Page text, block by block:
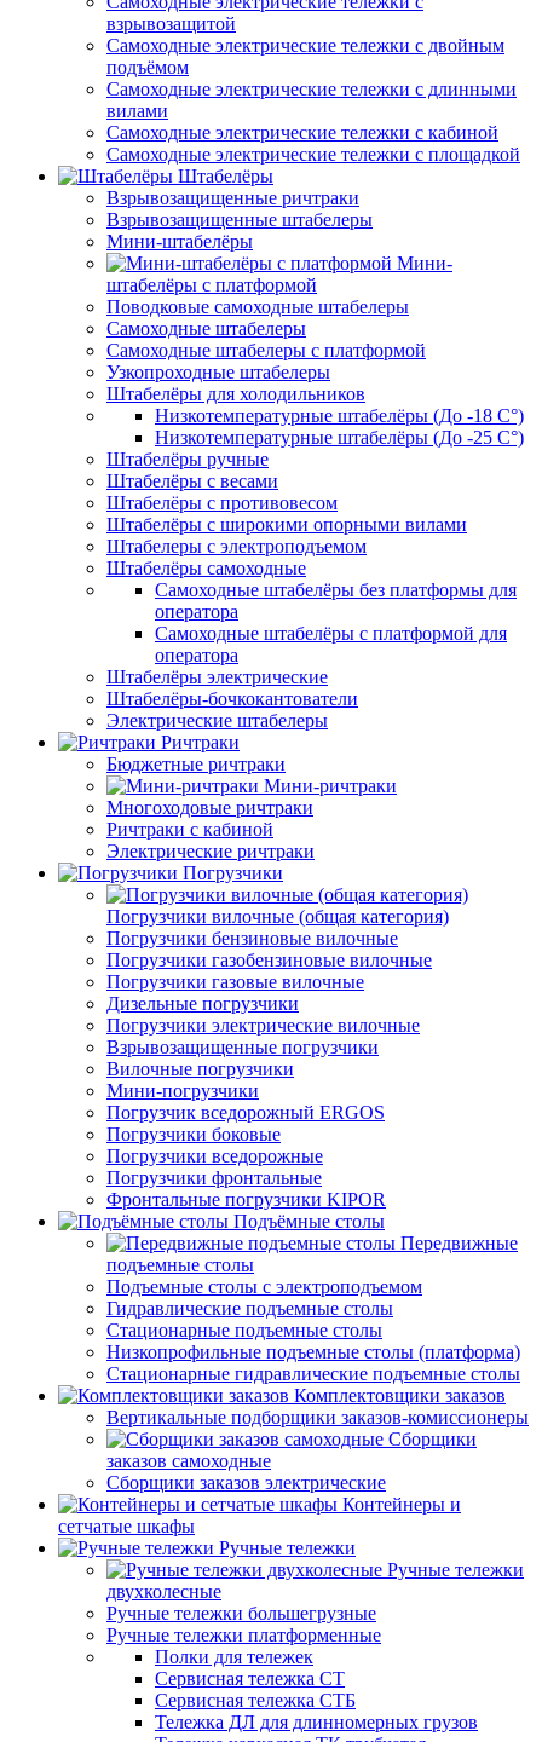
взрывозащитой
Самоходные электрические тележки с двойным
подъёмом
Самоходные электрические тележки с длинными
вилами
Самоходные электрические тележки с кабиной
Самоходные электрические тележки с площадкой
Штабелёры
Взрывозащищенные ричтраки
Взрывозащищенные штабелеры
Мини-штабелёры
Мини-
штабелёры с платформой
Поводковые самоходные штабелеры
Самоходные штабелеры
Самоходные штабелеры с платформой
Узкопроходные штабелеры
Штабелёры для холодильников
Низкотемпературные штабелёры (До -18 C°)
Низкотемпературные штабелёры (До -25 C°)
Штабелёры ручные
Штабелёры с весами
Штабелёры с противовесом
Штабелёры с широкими опорными вилами
Штабелеры с электроподъемом
Штабелёры самоходные
Самоходные штабелёры без платформы для
оператора
Самоходные штабелёры с платформой для
оператора
Штабелёры электрические
Штабелёры-бочкокантователи
Электрические штабелеры
Ричтраки
Бюджетные ричтраки
Мини-ричтраки
Многоходовые ричтраки
Ричтраки с кабиной
Электрические ричтраки
Погрузчики
Погрузчики вилочные (общая категория)
Погрузчики бензиновые вилочные
Погрузчики газобензиновые вилочные
Погрузчики газовые вилочные
Дизельные погрузчики
Погрузчики электрические вилочные
Взрывозащищенные погрузчики
Вилочные погрузчики
Мини-погрузчики
Погрузчик вседорожный ERGOS
Погрузчики боковые
Погрузчики вседорожные
Погрузчики фронтальные
Фронтальные погрузчики KIPOR
Подъёмные столы
Передвижные
подъемные столы
Подъемные столы с электроподъемом
Гидравлические подъемные столы
Стационарные подъемные столы
Низкопрофильные подъемные столы (платформа)
Стационарные гидравлические подъемные столы
Комплектовщики заказов
Вертикальные подборщики заказов-комиссионеры
Сборщики
заказов самоходные
Сборщики заказов электрические
Контейнеры и
сетчатые шкафы
Ручные тележки
Ручные тележки
двухколесные
Ручные тележки большегрузные
Ручные тележки платформенные
Полки для тележек
Сервисная тележка СТ
Сервисная тележка СТБ
Тележка ДЛ для длинномерных грузов